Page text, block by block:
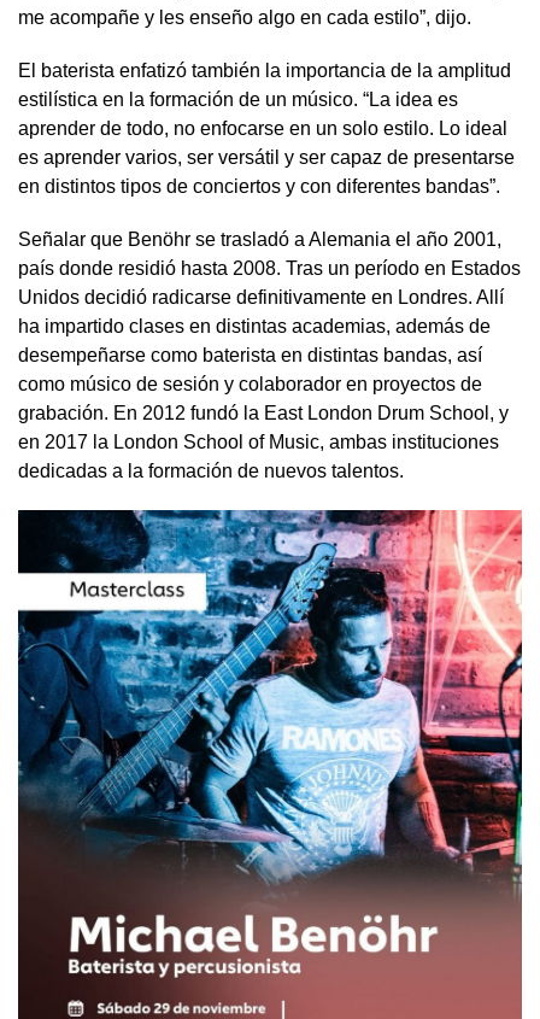
me acompañe y les enseño algo en cada estilo”, dijo.
El baterista enfatizó también la importancia de la amplitud
estilística en la formación de un músico. “La idea es
aprender de todo, no enfocarse en un solo estilo. Lo ideal
es aprender varios, ser versátil y ser capaz de presentarse
en distintos tipos de conciertos y con diferentes bandas”.
Señalar que Benöhr se trasladó a Alemania el año 2001,
país donde residió hasta 2008. Tras un período en Estados
Unidos decidió radicarse definitivamente en Londres. Allí
ha impartido clases en distintas academias, además de
desempeñarse como baterista en distintas bandas, así
como músico de sesión y colaborador en proyectos de
grabación. En 2012 fundó la East London Drum School, y
en 2017 la London School of Music, ambas instituciones
dedicadas a la formación de nuevos talentos.